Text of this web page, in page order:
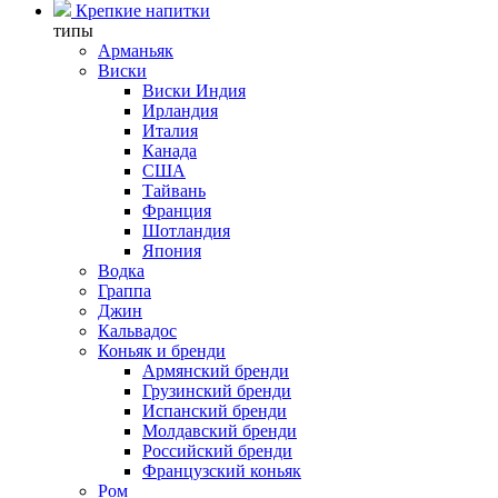
Крепкие напитки
типы
Арманьяк
Виски
Виски Индия
Ирландия
Италия
Канада
США
Тайвань
Франция
Шотландия
Япония
Водка
Граппа
Джин
Кальвадос
Коньяк и бренди
Армянский бренди
Грузинский бренди
Испанский бренди
Молдавский бренди
Российский бренди
Французский коньяк
Ром